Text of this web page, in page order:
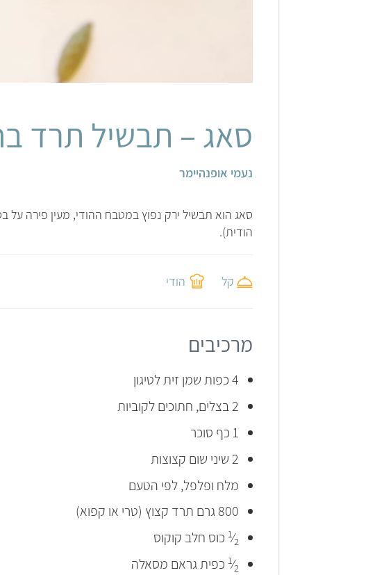
סאג – תבשיל תרד
נעמי אופנהיימר
סאג הוא תבשיל ירק נפוץ במטבח ההודי, מעין פירה על
הודית).
קל הודי
מרכיבים
4 כפות שמן זית לטיגון
2 בצלים, חתוכים לקוביות
1 כף סוכר
2 שיני שום קצוצות
מלח ופלפל, לפי הטעם
800 גרם תרד קצוץ (טרי או קפוא)
1⁄2 כוס חלב קוקוס
1⁄2 כפית גראם מסאלה